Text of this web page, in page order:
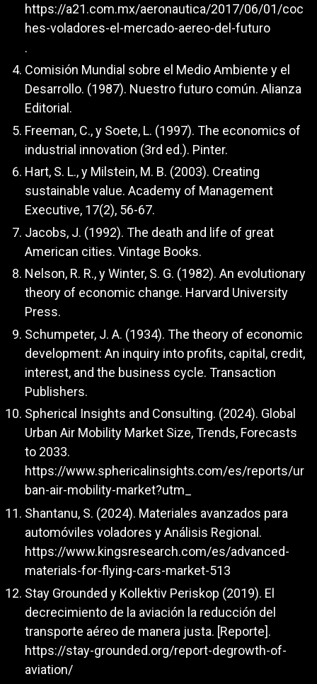
https://a21.com.mx/aeronautica/2017/06/01/coc
hes-voladores-el-mercado-aereo-del-futuro
.
Comisión Mundial sobre el Medio Ambiente y el
Desarrollo. (1987). Nuestro futuro común. Alianza
Editorial.
Freeman, C., y Soete, L. (1997). The economics of
industrial innovation (3rd ed.). Pinter.
Hart, S. L., y Milstein, M. B. (2003). Creating
sustainable value. Academy of Management
Executive, 17(2), 56-67.
Jacobs, J. (1992). The death and life of great
American cities. Vintage Books.
Nelson, R. R., y Winter, S. G. (1982). An evolutionary
theory of economic change. Harvard University
Press.
Schumpeter, J. A. (1934). The theory of economic
development: An inquiry into profits, capital, credit,
interest, and the business cycle. Transaction
Publishers.
Spherical Insights and Consulting. (2024). Global
Urban Air Mobility Market Size, Trends, Forecasts
to 2033.
https://www.sphericalinsights.com/es/reports/ur
ban-air-mobility-market?utm_
Shantanu, S. (2024). Materiales avanzados para
automóviles voladores y Análisis Regional.
https://www.kingsresearch.com/es/advanced-
materials-for-flying-cars-market-513
Stay Grounded y Kollektiv Periskop (2019). El
decrecimiento de la aviación la reducción del
transporte aéreo de manera justa. [Reporte].
https://stay-grounded.org/report-degrowth-of-
aviation/